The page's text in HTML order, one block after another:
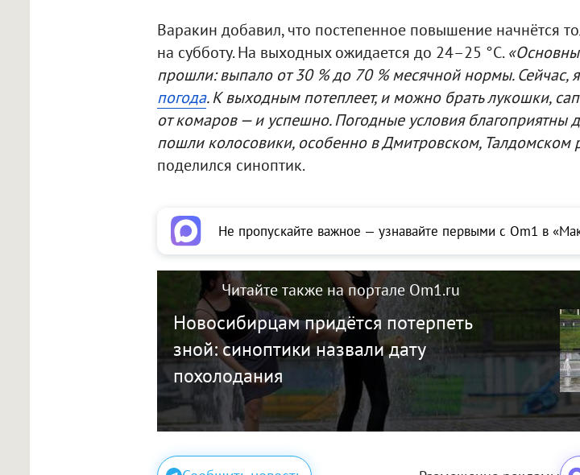
Варакин добавил, что постепенное повышение начнётся
на субботу. На выходных ожидается до 24–25 °C.
прошли: выпало от 30 % до 70 % месячной нормы. Сейчас,
погода. К выходным потеплеет, и можно брать лукошки,
от комаров — и успешно. Погодные условия благоприятны
пошли колосовики, особенно в Дмитровском, Талдомском
поделился синоптик.
Не пропускайте важное — узнавайте первыми с Om1 в
Читайте также на портале Om1.ru
Новосибирцам придётся потерпеть
зной: синоптики назвали дату
похолодания